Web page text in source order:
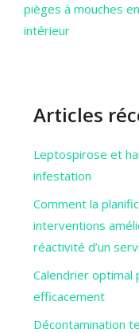
pièges à mouches en
intérieur
Articles
Leptospirose et
infestation
Comment la
interventions
réactivité d’un
Calendrier optimal
efficacement
Décontamination